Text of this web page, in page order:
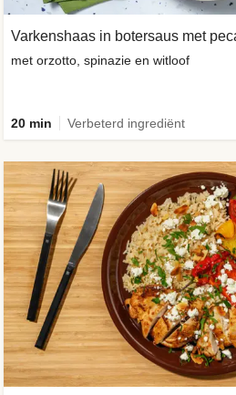
Varkenshaas in botersaus met
met orzotto, spinazie en witloof
20 min Verbeterd ingrediënt